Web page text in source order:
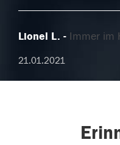
Lionel L. Immer im
21.01.2021